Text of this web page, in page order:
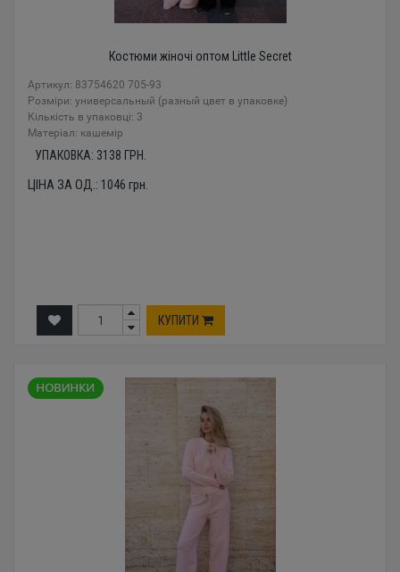
Костюми жіночі оптом Little Secret
Артикул: 83754620 705-93
Розміри: универсальный (разный цвет в упаковке)
Кількість в упаковці: 3
Mатеріал: кашемір
УПАКОВКА: 3138 ГРН.
ЦІНА ЗА ОД.: 1046 грн.
КУПИТИ